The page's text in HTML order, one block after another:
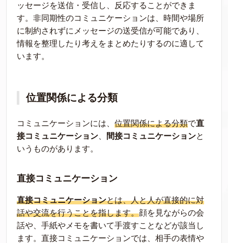
ッセージを送信・受信し、反応することができま
す。非同期性のコミュニケーションは、時間や場所
に制約されずにメッセージの送受信が可能であり、
情報を整理したり考えをまとめたりするのに適して
います。
位置関係による分類
コミュニケーションには、 位置関係による分類で直
接コミュニケーション
間接コミュニケーションと
いうものがあります。
直接コミュニケーション
直接コミュニケーションとは、人と人が直接的に対
話や交流を行うことを指します。顔を見ながらの会
話や、手紙やメモを書いて手渡すことなどが該当し
ます。直接コミュニケーションでは、相手の表情や